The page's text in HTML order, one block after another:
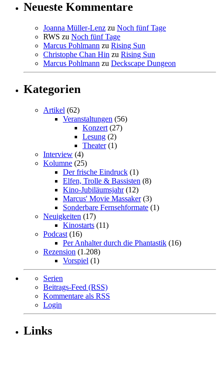
Neueste Kommentare
Joanna Müller-Lenz zu Noch fünf Tage
RWS zu Noch fünf Tage
Marcus Pohlmann zu Rising Sun
Christophe Chan Hin zu Rising Sun
Marcus Pohlmann zu Deckscape Dungeon
Kategorien
Artikel (62)
Veranstaltungen (56)
Konzert (27)
Lesung (2)
Theater(1)
Interview (4)
Kolumne (25)
Der frische Eindruck (1)
Elfen, Trolle & Bassisten (8)
Kino-Jubiläumsjahr(12)
Marcus' Movie Massaker(3)
Sonderbare Fernsehformate (1)
Neuigkeiten (17)
Kinostarts (11)
Podcast (16)
Per Anhalter durch die Phantastik (16)
Rezension (1.208)
Vorspiel (1)
Serien
Beitrags-Feed (RSS)
Kommentare als RSS
Login
Links